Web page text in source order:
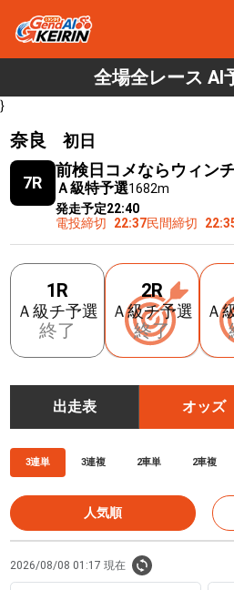
全場全レース AI
}
奈良 初日
7R
前検日コメならウィン
Ａ級特予選1682m
発走予定22:40
電投締切
22:37民間締切
1R
Ａ級チ予選
終了
2R
Ａ級チ予選
終了
Ａ
出走表 オッズ
3連単 3連複 2車単 2車複
人気順
2026/08/08 01:17 現在